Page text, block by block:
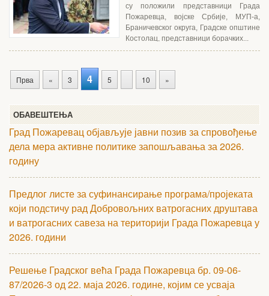
су положили представници Града
Пожаревца, војске Србије, МУП-а,
Браничевског округа, Градске општине
Костолац, представници борачких...
Прва « 3 4 5 10 »
ОБАВЕШТЕЊА
Град Пожаревац објављује јавни позив за спровођење
дела мера активне политике запошљавања за 2026.
годину
Предлог листе за суфинансирање програма/пројеката
који подстичу рад Добровољних ватрогасних друштава
и ватрогасних савеза на територији Града Пожаревца у
2026. години
Решење Градског већа Града Пожаревца бр. 09-06-
87/2026-3 од 22. маја 2026. године, којим се усваја